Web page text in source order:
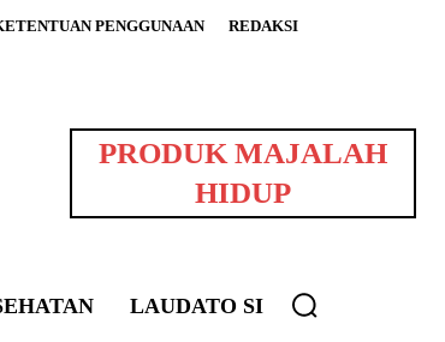
PENGGUNAAN
REDAKSI
PRODUK MAJALAH
HIDUP
LAUDATO SI